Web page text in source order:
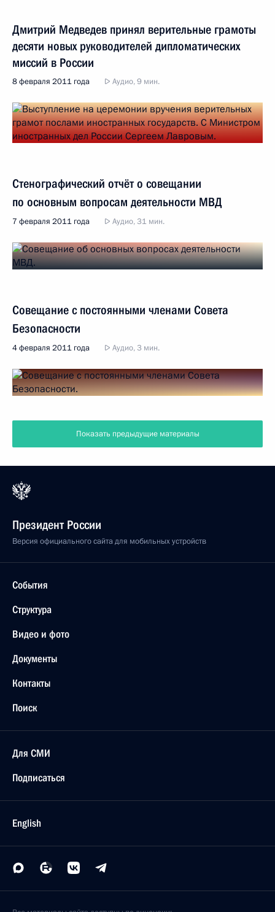
Дмитрий Медведев принял верительные грамоты
десяти новых руководителей дипломатических
миссий в России
8 февраля 2011 года Аудио, 9 мин.
Стенографический отчёт о совещании
по основным вопросам деятельности МВД
7 февраля 2011 года Аудио, 31 мин.
Совещание с постоянными членами Совета
Безопасности
4 февраля 2011 года Аудио, 3 мин.
Показать предыдущие материалы
Президент России
Версия официального сайта для мобильных устройств
События
Структура
Видео и фото
Документы
Контакты
Поиск
Для СМИ
Подписаться
English